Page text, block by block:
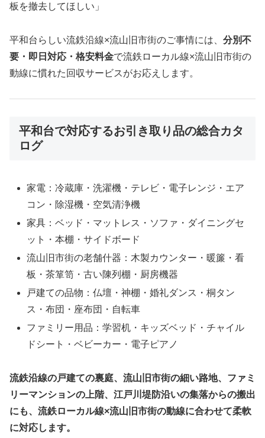
板を撤去してほしい」
平和台らしい流鉄沿線×流山旧市街のご事情には、 分別不
要・即日対応・格安料金で流鉄ローカル線×流山旧市街の
動線に慣れた回収サービスがお応えします。
平和台で対応するお引き取り品の総合カタ
ログ
家電：冷蔵庫・洗濯機・テレビ・電子レンジ・エア
コン・除湿機・空気清浄機
家具：ベッド・マットレス・ソファ・ダイニングセ
ット・本棚・サイドボード
流山旧市街の老舗什器：木製カウンター・暖簾・看
板・茶箪笥・古い陳列棚・厨房機器
戸建ての品物：仏壇・神棚・婚礼ダンス・桐タン
ス・布団・座布団・自転車
ファミリー用品：学習机・キッズベッド・チャイル
ドシート・ベビーカー・電子ピアノ
流鉄沿線の戸建ての裏庭、流山旧市街の細い路地、ファミ
リーマンションの上階、江戸川堤防沿いの集落からの搬出
にも、流鉄ローカル線×流山旧市街の動線に合わせて柔軟
に対応します。